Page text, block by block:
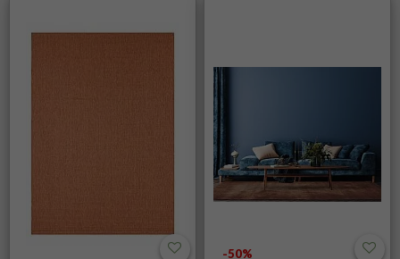
-50%